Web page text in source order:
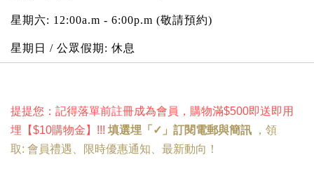
星期六: 12:00a.m - 6:00p.m (敬請預約)
星期日 / 公眾假期: 休息
提提您：記得落單前註冊成為會員，購物滿$500即送即用
埋 【$10購物金 】!!! 填選埋「✓」訂閱電郵與簡訊 ， 領
取: 會員禮遇 限時優惠通知、 最新動向 ！